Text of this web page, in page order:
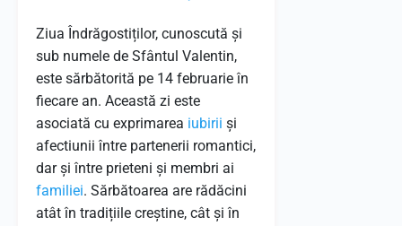
Ziua Îndrăgostiților, cunoscută și
sub numele de Sfântul Valentin,
este sărbătorită pe 14 februarie în
fiecare an. Această zi este
asociată cu exprimarea iubirii și
afectiunii între partenerii romantici,
dar și între prieteni și membri ai
familiei. Sărbătoarea are rădăcini
atât în tradițiile creștine, cât și în